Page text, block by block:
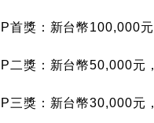
首獎：新台幣100,000
二獎：新台幣50,000元
三獎：新台幣30,000元